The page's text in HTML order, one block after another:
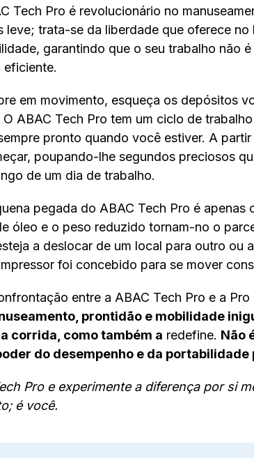
Tech Pro é revolucionário no
leve; trata-se da liberdade que oferece
garantindo que o seu trabalho não
eficiente.
em movimento, esqueça os depósitos
ABAC Tech Pro tem um ciclo de
pronto quando você estiver. A
poupando-lhe segundos preciosos
de um dia de trabalho.
pegada do ABAC Tech Pro é apenas
óleo e o peso reduzido tornam-no o
a deslocar de um local para outro ou
foi concebido para se mover
entre a ABAC Tech Pro e a
prontidão e mobilidade
corrida, como também a redefine. Não
do desempenho e da
Pro e experimente a diferença por si
é você.